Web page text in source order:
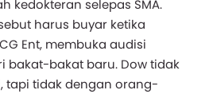
kedokteran selepas SMA.
harus buyar ketika
Ent, membuka audisi
bakat-bakat baru. Dow tidak
tapi tidak dengan orang-